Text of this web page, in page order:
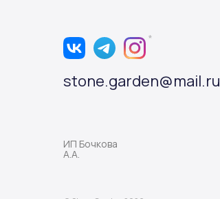
*
ИП Бочкова
А.А.
stone.garden@mail.ru